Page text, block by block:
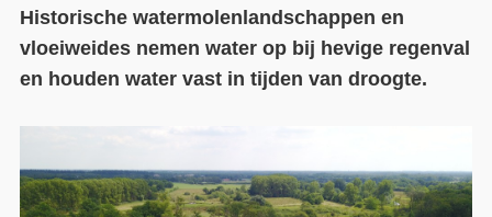
Historische watermolenlandschappen en
vloeiweides nemen water op bij hevige regenval
en houden water vast in tijden van droogte.
Over ons
LIFE-IP Klimaatadaptatie